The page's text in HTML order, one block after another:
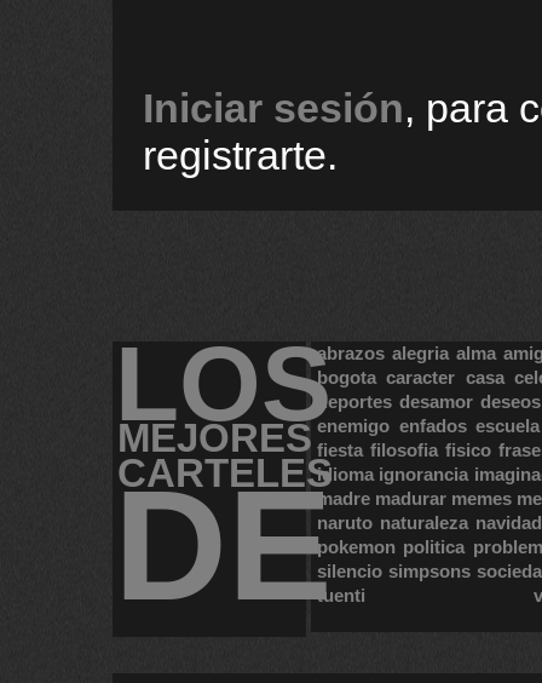
Iniciar sesión, para
registrarte.
LOS
MEJORES
CARTELES
DE
abrazos alegria alma
bogota caracter casa
deportes desamor deseos
enemigo enfados escuela
fiesta filosofia fisico
idioma ignorancia
madre madurar memes
naruto naturaleza navidad
pokemon politica
silencio simpsons
tuenti